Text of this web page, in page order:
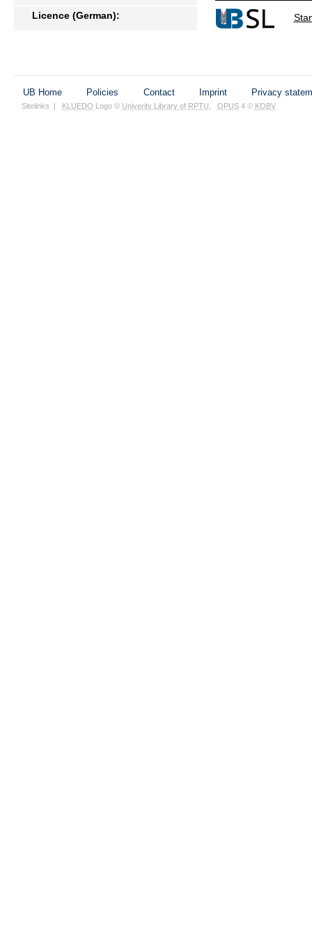
Licence (German):
UB Home Policies Contact Imprint Privacy
Sitelinks KLUEDO Logo © Univerity Library of RPTU OPUS4 © KOBV